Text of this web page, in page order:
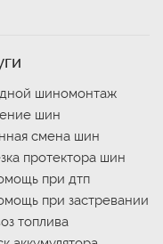
шиномонтаж
шин
смена шин
протектора шин
при дтп
при застревании
топлива